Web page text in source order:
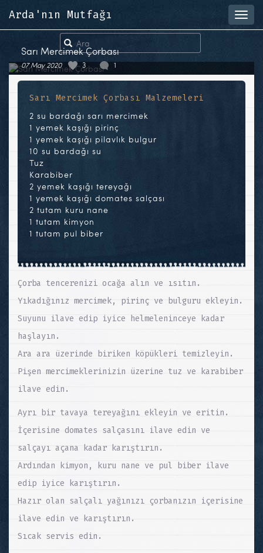
Arda'nın Mutfağı
Sarı Mercimek Çorbası
07 May 2020 3 1
Sarı Mercimek Çorbası Malzemeleri
2 su bardağı sarı mercimek
1 yemek kaşığı pirinç
1 yemek kaşığı pilavlık bulgur
10 su bardağı su
Tuz
Karabiber
2 yemek kaşığı tereyağı
1 yemek kaşığı domates salçası
2 tutam kuru nane
1 tutam kimyon
1 tutam pul biber
Çorba tencerenizi ocağa alın ve ısıtın.
Yıkadığınız mercimek, pirinç ve bulguru ekleyin.
Suyunu ilave edip iyice helmeleninceye kadar
haşlayın.
Ara ara üzerinde biriken köpükleri temizleyin.
Pişen mercimeklerinizin üzerine tuz ve karabiber
ilave edin.
Ayrı bir tavaya tereyağını ekleyin ve eritin.
İçerisine domates salçasını ilave edin ve
salçayı açana kadar karıştırın.
Ardından kimyon, kuru nane ve pul biber ilave
edip iyice karıştırın.
Hazır olan salçalı yağınızı çorbanızın içerisine
ilave edin ve karıştırın.
Sıcak servis edin.